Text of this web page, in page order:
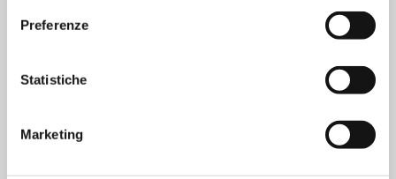
Preferenze
Statistiche
Marketing